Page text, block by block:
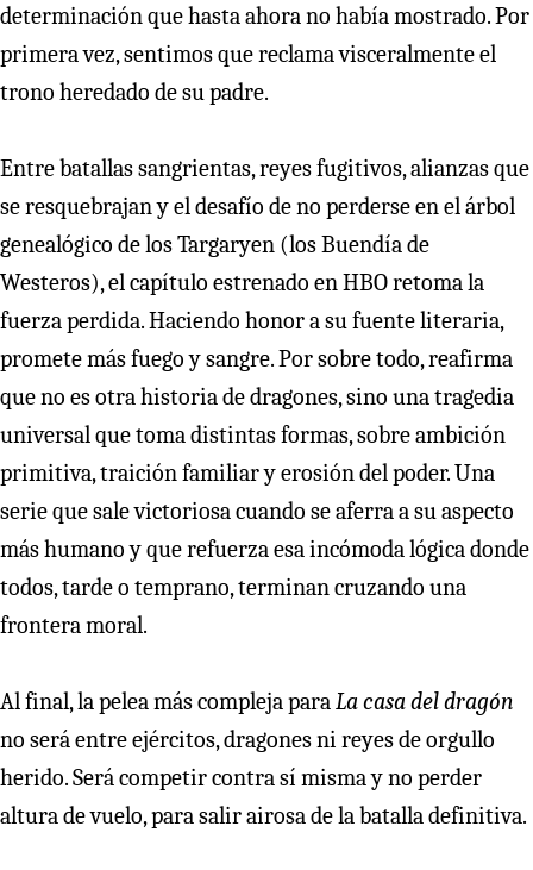
determinación que hasta ahora no había mostrado. Por
primera vez, sentimos que reclama visceralmente el
trono heredado de su padre.
Entre batallas sangrientas, reyes fugitivos, alianzas que
se resquebrajan y el desafío de no perderse en el árbol
genealógico de los Targaryen (los Buendía de
Westeros), el capítulo estrenado en HBO retoma la
fuerza perdida. Haciendo honor a su fuente literaria,
promete más fuego y sangre. Por sobre todo, reafirma
que no es otra historia de dragones, sino una tragedia
universal que toma distintas formas, sobre ambición
primitiva, traición familiar y erosión del poder. Una
serie que sale victoriosa cuando se aferra a su aspecto
más humano y que refuerza esa incómoda lógica donde
todos, tarde o temprano, terminan cruzando una
frontera moral.
Al final, la pelea más compleja paraLa casa del dragón
no será entre ejércitos, dragones ni reyes de orgullo
herido. Será competir contra sí misma y no perder
altura de vuelo, para salir airosa de la batalla definitiva.